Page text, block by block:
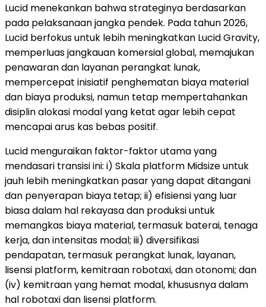
Lucid menekankan bahwa strateginya berdasarkan
pada pelaksanaan jangka pendek. Pada tahun 2026,
Lucid berfokus untuk lebih meningkatkan Lucid Gravity,
memperluas jangkauan komersial global, memajukan
penawaran dan layanan perangkat lunak,
mempercepat inisiatif penghematan biaya material
dan biaya produksi, namun tetap mempertahankan
disiplin alokasi modal yang ketat agar lebih cepat
mencapai arus kas bebas positif.
Lucid menguraikan faktor-faktor utama yang
mendasari transisi ini: i) Skala platform Midsize untuk
jauh lebih meningkatkan pasar yang dapat ditangani
dan penyerapan biaya tetap; ii) efisiensi yang luar
biasa dalam hal rekayasa dan produksi untuk
memangkas biaya material, termasuk baterai, tenaga
kerja, dan intensitas modal; iii) diversifikasi
pendapatan, termasuk perangkat lunak, layanan,
lisensi platform, kemitraan robotaxi, dan otonomi; dan
(iv) kemitraan yang hemat modal, khususnya dalam
hal robotaxi dan lisensi platform.